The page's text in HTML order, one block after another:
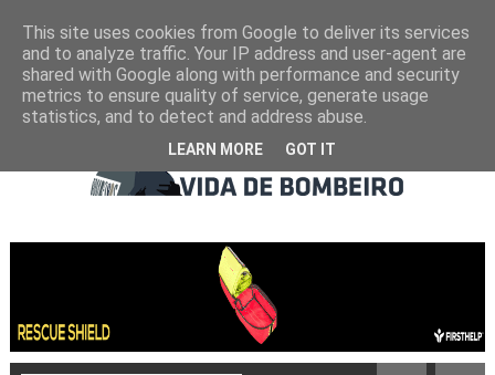
This site uses cookies from Google to deliver its services
and to analyze traffic. Your IP address and user-agent are
shared with Google along with performance and security
metrics to ensure quality of service, generate usage
statistics, and to detect and address abuse.
LEARN MORE GOT IT